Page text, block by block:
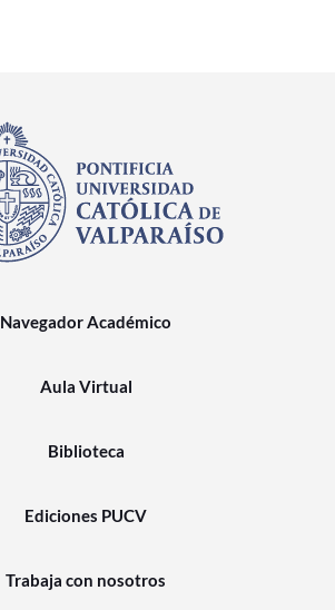
Navegador Académico
Aula Virtual
Biblioteca
Ediciones PUCV
Trabaja con nosotros